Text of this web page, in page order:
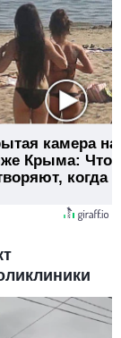
камера на
Крыма: Что
когда